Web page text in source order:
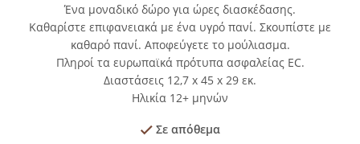
Ένα μοναδικό δώρο για ώρες διασκέδασης.
Καθαρίστε επιφανειακά με ένα υγρό πανί. Σκουπίστε με
καθαρό πανί. Αποφεύγετε το μούλιασμα.
Πληροί τα ευρωπαϊκά πρότυπα ασφαλείας EC.
Διαστάσεις 12,7 x 45 x 29 εκ.
Ηλικία 12+ μηνών
Σε απόθεμα